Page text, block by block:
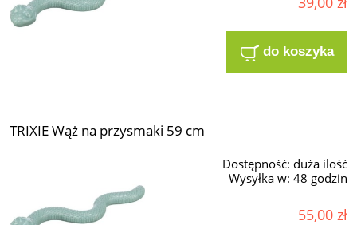
do koszyka
TRIXIE Wąż na przysmaki 59 cm
Dostępność: duża ilość
Wysyłka w: 48 godzin
55,00 zł